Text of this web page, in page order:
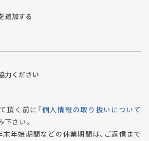
追加する
⼒ください
頂く前に「個人情報の取り扱いについて
下さい。
末年始期間などの休業期間は、ご返信まで